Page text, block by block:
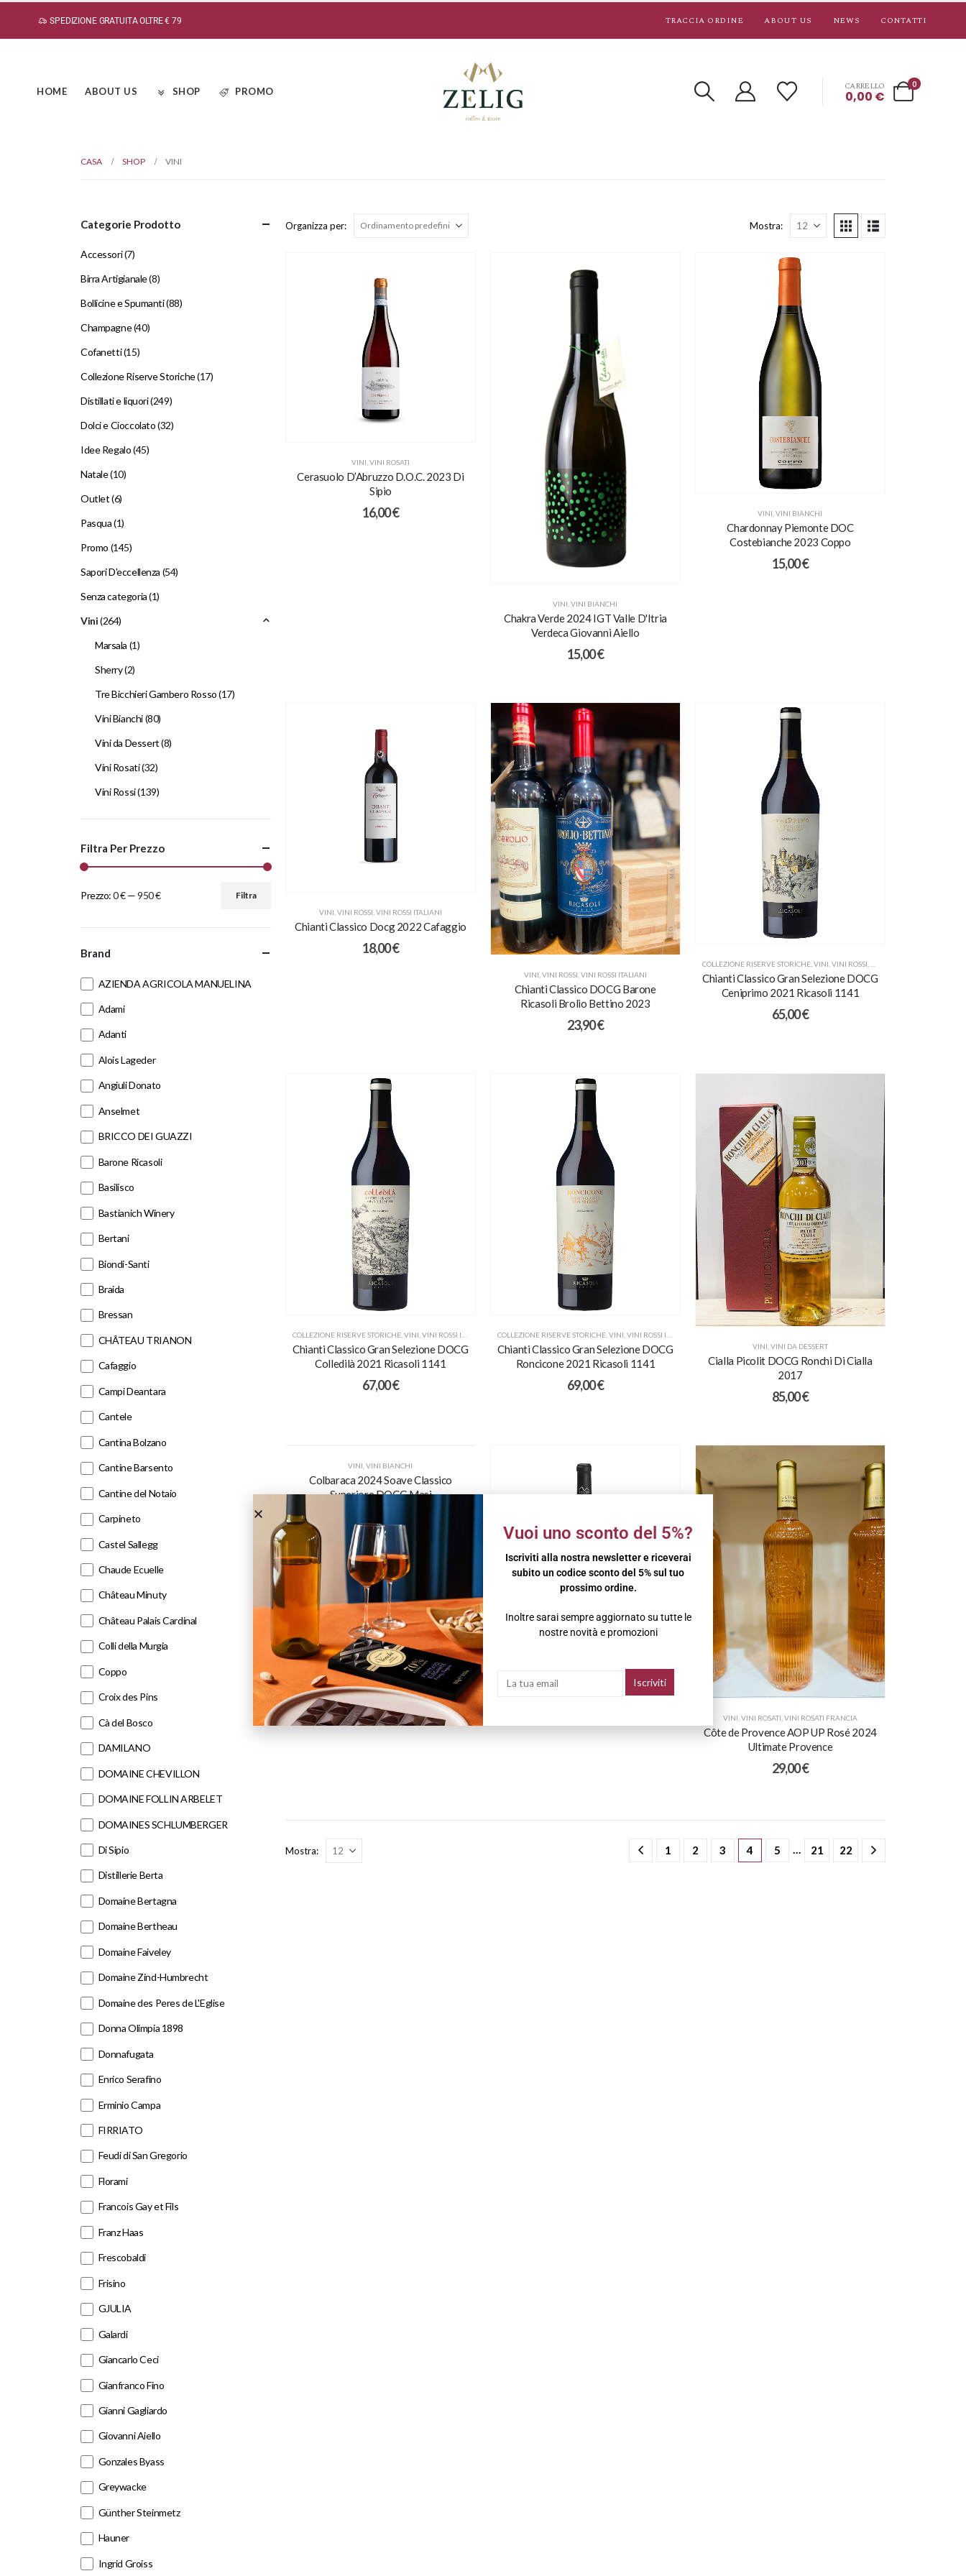
SPEDIZIONE GRATUITA OLTRE € 79 TRACCIA ORDINE ABOUT US NEWS CONTATTI
HOME ABOUT US SHOP PROMO
0
CARRELLO
0,00 €
CASA SHOP VINI
Organizza per: Mostra:
VINI VINI ROSATI
Cerasuolo D’Abruzzo D.O.C. 2023 Di
Sipio
16,00€
VINI ,VINI BIANCHI
Chakra Verde 2024 IGT Valle D'Itria
Verdeca Giovanni Aiello
15,00€
VINI ,VINI BIANCHI
Chardonnay Piemonte DOC
Costebianche 2023 Coppo
15,00€
VINI VINI ROSSI VINI ROSSI ITALIANI
Chianti Classico Docg 2022 Cafaggio
18,00€
VINI,VINI ROSSI,VINI ROSSI ITALIANI
Chianti Classico DOCG Barone
Ricasoli Brolio Bettino 2023
23,90€
COLLEZIONE RISERVE STORICHE, VINI VINI ROSSI
Chianti Classico Gran Selezione DOCG
Ceniprimo 2021 Ricasoli 1141
65,00€
COLLEZIONE RISERVE STORICHE VINI VINI ROSSI ITALIANI
Chianti Classico Gran Selezione DOCG
Colledilà 2021 Ricasoli 1141
67,00€
COLLEZIONE RISERVE STORICHE, VINI VINI ROSSI ITALIANI
Chianti Classico Gran Selezione DOCG
Roncicone 2021 Ricasoli 1141
69,00€
VINI VINI DA DESSERT
Cialla Picolit DOCG Ronchi Di Cialla
2017
85,00€
VINI ,VINI BIANCHI
Colbaraca 2024 Soave Classico
Superiore DOCG Masi
Conlebucce Falanghina 2021 Florami
VINI VINI ROSATI VINI ROSATI FRANCIA
Côte de Provence AOP UP Rosé 2024
Ultimate Provence
29,00€
Mostra: 1 2 3 4 5 … 21 22
Categorie Prodotto
Accessori(7)
Birra Artigianale(8)
Bollicine e Spumanti(88)
Champagne(40)
Cofanetti(15)
Collezione Riserve Storiche(17)
Distillati e liquori(249)
Dolci e Cioccolato(32)
Idee Regalo(45)
Natale(10)
Outlet(6)
Pasqua(1)
Promo (145)
Sapori D'eccellenza (54)
Senza categoria(1)
Vini(264)
Marsala (1)
Sherry(2)
Tre Bicchieri Gambero Rosso(17)
Vini Bianchi(80)
Vini da Dessert(8)
Vini Rosati(32)
Vini Rossi(139)
Filtra Per Prezzo
Filtra
Prezzo:0 €—950 €
Brand
AZIENDA AGRICOLA MANUELINA
Adami
Adanti
Alois Lageder
Angiuli Donato
Anselmet
BRICCO DEI GUAZZI
Barone Ricasoli
Basilisco
Bastianich Winery
Bertani
Biondi-Santi
Braida
Bressan
CHÂTEAU TRIANON
Cafaggio
Campi Deantara
Cantele
Cantina Bolzano
Cantine Barsento
Cantine del Notaio
Carpineto
Castel Sallegg
Chaude Ecuelle
Château Minuty
Château Palais Cardinal
Colli della Murgia
Coppo
Croix des Pins
Cà del Bosco
DAMILANO
DOMAINE CHEVILLON
DOMAINE FOLLIN ARBELET
DOMAINES SCHLUMBERGER
Di Sipio
Distillerie Berta
Domaine Bertagna
Domaine Bertheau
Domaine Faiveley
Domaine Zind-Humbrecht
Domaine des Peres de L'Eglise
Donna Olimpia 1898
Donnafugata
Enrico Serafino
Erminio Campa
FIRRIATO
Feudi di San Gregorio
Florami
Francois Gay et Fils
Franz Haas
Frescobaldi
Frisino
GJULIA
Galardi
Giancarlo Ceci
Gianfranco Fino
Gianni Gagliardo
Giovanni Aiello
Gonzales Byass
Greywacke
Günther Steinmetz
Hauner
Ingrid Groiss
Vuoi uno sconto del 5%?
Iscriviti alla nostra newsletter e riceverai
subito un codice sconto del 5% sul tuo
prossimo ordine.
Inoltre sarai sempre aggiornato su tutte le
nostre novità e promozioni